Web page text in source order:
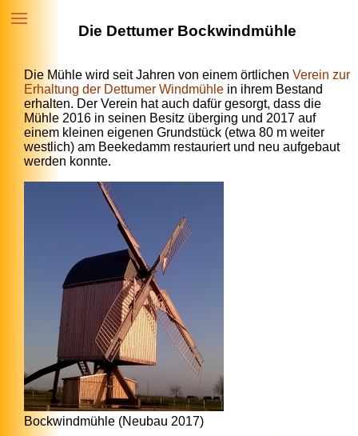
Die Dettumer Bockwindmühle
Die Mühle wird seit Jahren von einem örtlichen Verein zur
Erhaltung der Dettumer Windmühle in ihrem Bestand
erhalten. Der Verein hat auch dafür gesorgt, dass die
Mühle 2016 in seinen Besitz überging und 2017 auf
einem kleinen eigenen Grundstück (etwa 80 m weiter
westlich) am Beekedamm restauriert und neu aufgebaut
werden konnte.
Bockwindmühle (Neubau 2017)